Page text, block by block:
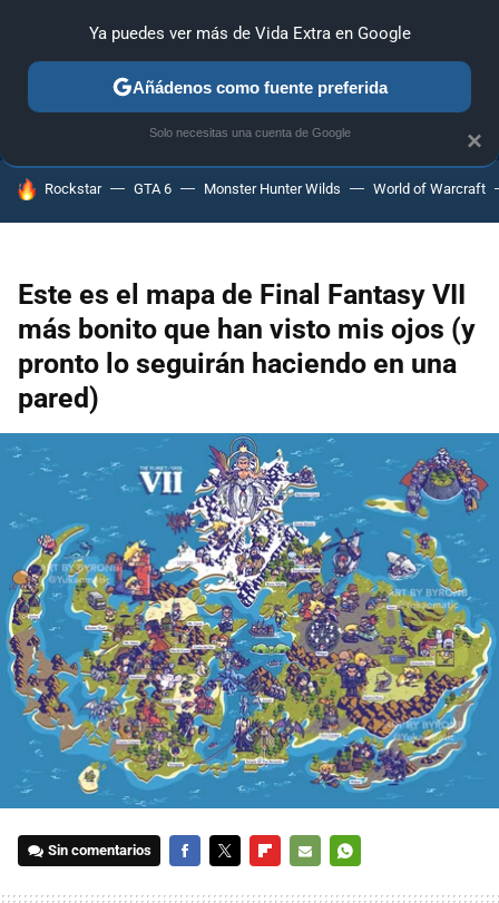
ANÁLISIS GUÍAS Y TRUCOS PC SONY NINTENDO
HOY SE HABLA DE
Rockstar GTA 6 Monster Hunter Wilds World of Warcraft
Este es el mapa de Final Fantasy VII
más bonito que han visto mis ojos (y
pronto lo seguirán haciendo en una
pared)
Sin comentarios
×
Ya puedes ver más de Vida Extra en Google
Añádenos como fuente preferida
Solo necesitas una cuenta de Google